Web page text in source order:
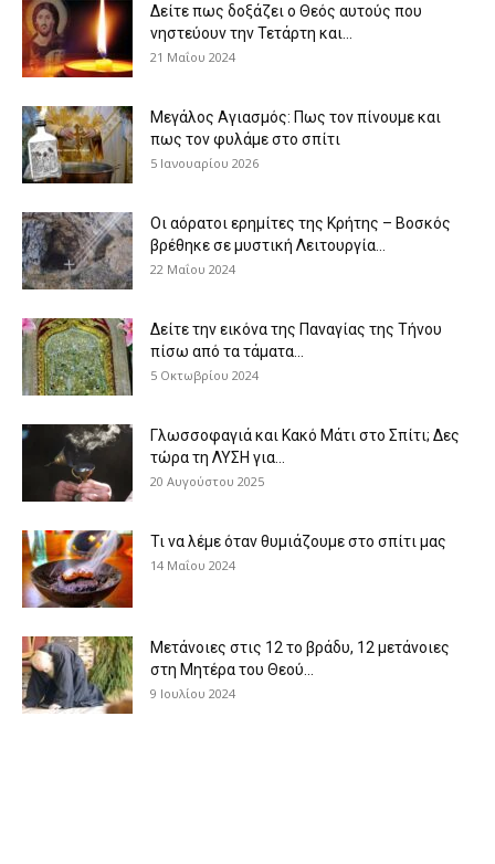
Δείτε πως δοξάζει ο Θεός αυτούς που
νηστεύουν την Τετάρτη και...
21 Μαΐου 2024
Μεγάλος Αγιασμός: Πως τον πίνουμε και
πως τον φυλάμε στο σπίτι
5 Ιανουαρίου 2026
Οι αόρατοι ερημίτες της Κρήτης – Βοσκός
βρέθηκε σε μυστική Λειτουργία...
22 Μαΐου 2024
Δείτε την εικόνα της Παναγίας της Τήνου
πίσω από τα τάματα...
5 Οκτωβρίου 2024
Γλωσσοφαγιά και Κακό Μάτι στο Σπίτι; Δες
τώρα τη ΛΥΣΗ για...
20 Αυγούστου 2025
Τι να λέμε όταν θυμιάζουμε στο σπίτι μας
14 Μαΐου 2024
Μετάνοιες στις 12 το βράδυ, 12 μετάνοιες
στη Μητέρα του Θεού...
9 Ιουλίου 2024